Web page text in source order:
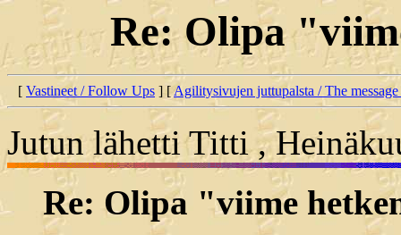
Re: Olipa
[ Vastineet / Follow Ups ] [Agilitysivujen juttupalsta / The
Jutun lähetti Titti ,
Re: Olipa "viime